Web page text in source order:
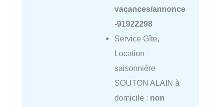
vacances/annonce
-91922298
Service Gîte,
Location
saisonnière
SOUTON ALAIN à
domicile : non